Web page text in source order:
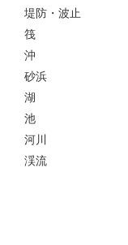
堤防・波止
筏
沖
砂浜
湖
池
河川
渓流